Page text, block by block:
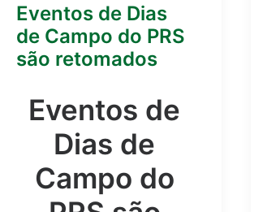
Eventos de Dias
de Campo do PRS
são retomados
Eventos de
Dias de
Campo do